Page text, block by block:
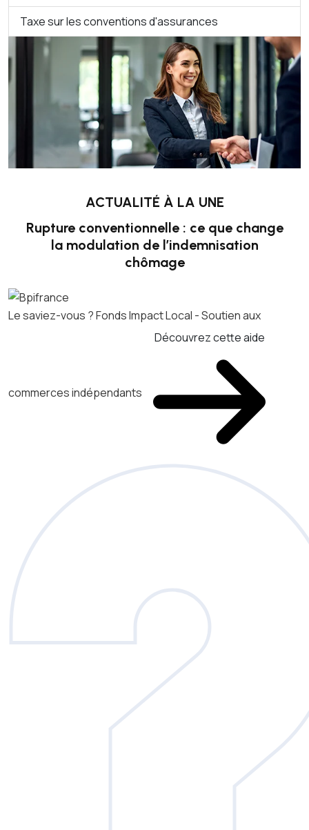
Taxe sur les conventions d'assurances
ACTUALITÉ À LA UNE
Rupture conventionnelle : ce que change
la modulation de l’indemnisation
chômage
Le saviez-vous ?Fonds Impact Local - Soutien aux
commerces indépendants
Découvrez cette aide